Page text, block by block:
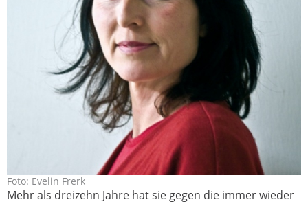
fiona_lorenz.jpg
Foto: Evelin Frerk
Mehr als dreizehn Jahre hat sie gegen die immer wieder